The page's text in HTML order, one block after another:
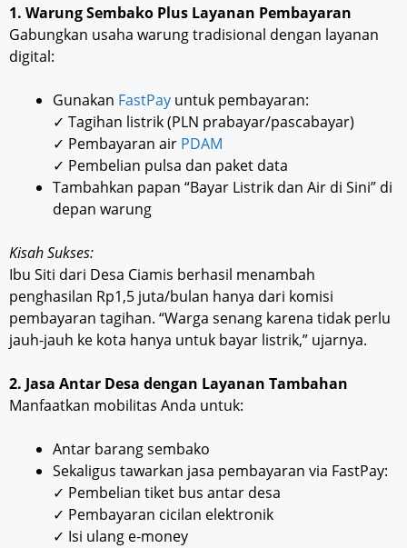
1. Warung Sembako Plus Layanan Pembayaran
Gabungkan usaha warung tradisional dengan layanan
digital:
Gunakan FastPay untuk pembayaran:
✓ Tagihan listrik (PLN prabayar/pascabayar)
✓ Pembayaran air PDAM
✓ Pembelian pulsa dan paket data
Tambahkan papan “Bayar Listrik dan Air di Sini” di
depan warung
Kisah Sukses:
Ibu Siti dari Desa Ciamis berhasil menambah
penghasilan Rp1,5 juta/bulan hanya dari komisi
pembayaran tagihan. “Warga senang karena tidak perlu
jauh-jauh ke kota hanya untuk bayar listrik,” ujarnya.
2. Jasa Antar Desa dengan Layanan Tambahan
Manfaatkan mobilitas Anda untuk:
Antar barang sembako
Sekaligus tawarkan jasa pembayaran via FastPay:
✓ Pembelian tiket bus antar desa
✓ Pembayaran cicilan elektronik
✓ Isi ulang e-money